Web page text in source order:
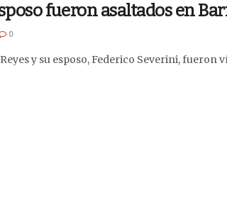
fueron asaltados en
0
y su esposo, Federico Severini, fueron